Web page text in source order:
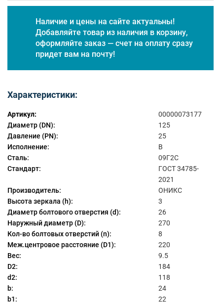
Наличие и цены на сайте актуальны!
Добавляйте товар из наличия в корзину,
оформляйте заказ — счет на оплату сразу
придет вам на почту!
Характеристики:
Артикул:
00000073177
Диаметр (DN):
125
Давление (PN):
25
Исполнение:
B
Сталь:
09Г2С
Стандарт:
ГОСТ 34785-
2021
Производитель:
ОНИКС
Высота зеркала (h):
3
Диаметр болтового отверстия (d):
26
Наружный диаметр (D):
270
Кол-во болтовых отверстий (n):
8
Меж.центровое расстояние (D1):
220
Вес:
9.5
D2:
184
d2:
118
b:
24
b1:
22